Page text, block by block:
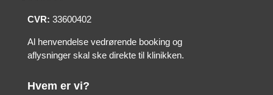
CVR: 33600402
Al henvendelse vedrørende booking og
aflysninger skal ske direkte til klinikken.
Hvem er vi?